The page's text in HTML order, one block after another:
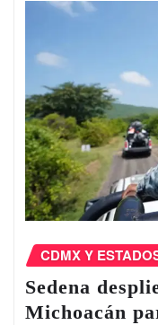
CDMX Y
Sedena
Michoacán